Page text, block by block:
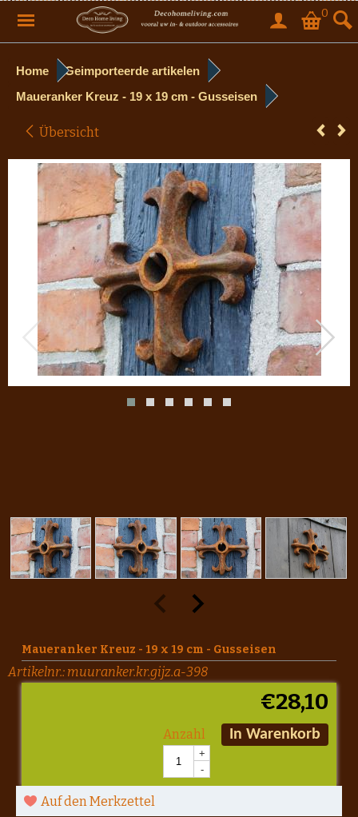
0
Home
Geimporteerde artikelen
Maueranker Kreuz - 19 x 19 cm - Gusseisen
Übersicht
Maueranker Kreuz - 19 x 19 cm - Gusseisen
Artikelnr.: muuranker.kr.gijz.a-398
€28,10
Anzahl
+
-
In Warenkorb
Auf den Merkzettel